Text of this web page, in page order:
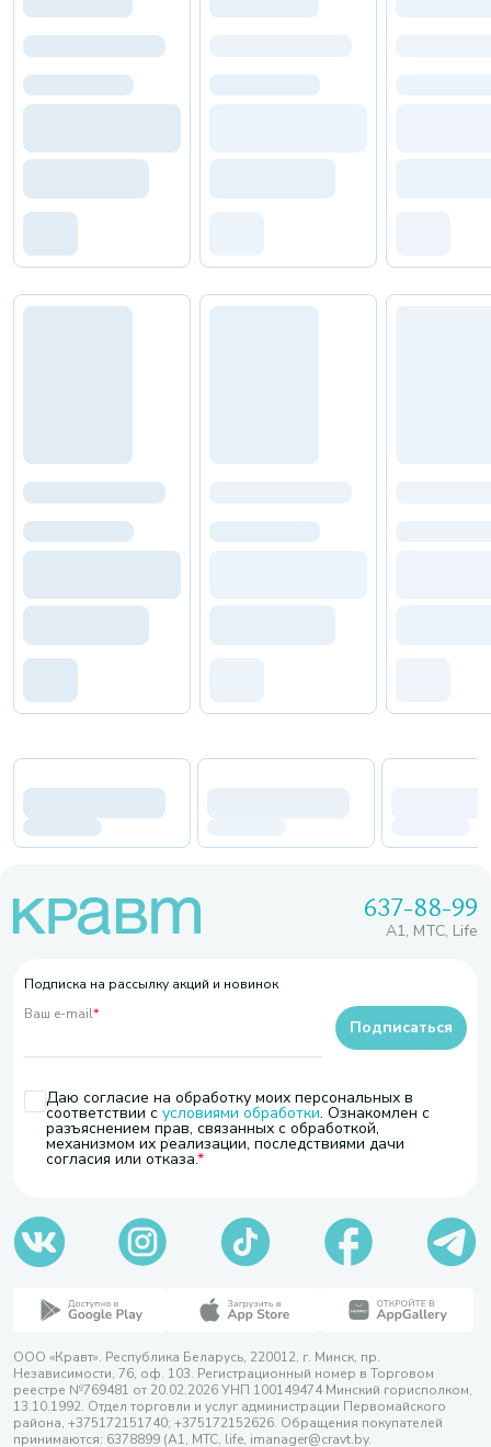
637-88-99
A1, МТС, Life
Подписка на рассылку акций и новинок
Ваш e-mail*
Даю согласие на обработку моих персональных в
соответствии с условиями обработки. Ознакомлен с
разъяснением прав, связанных с обработкой,
механизмом их реализации, последствиями дачи
согласия или отказа.
Подписаться
ООО «Кравт». Республика Беларусь, 220012, г. Минск, пр.
Независимости, 76, оф. 103. Регистрационный номер в Торговом
реестре №769481 от 20.02.2026 УНП 100149474 Минский горисполком,
13.10.1992. Отдел торговли и услуг администрации Первомайского
района, +375172151740; +375172152626. Обращения покупателей
принимаются: 6378899 (А1, МТС, life, imanager@cravt.by.